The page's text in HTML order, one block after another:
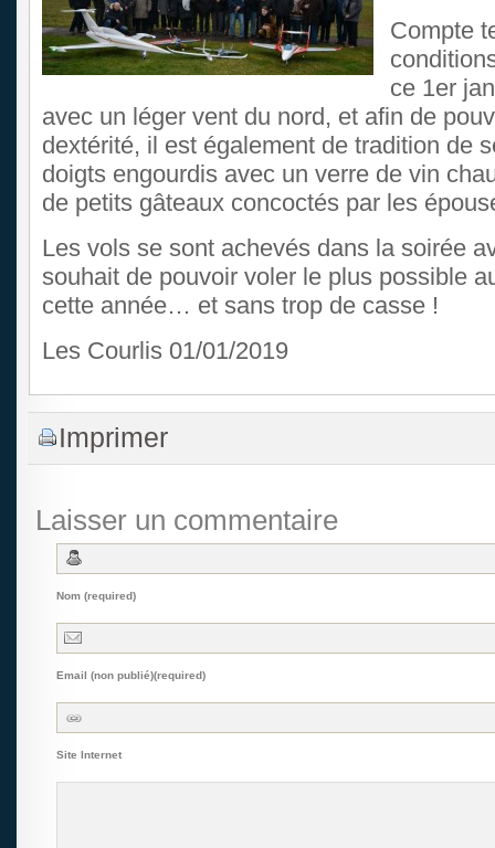
Compte
ce 1er
avec un léger vent du nord, et afin de
dextérité, il est également de tradition de
doigts engourdis avec un verre de vin
de petits gâteaux concoctés par les
Les vols se sont achevés dans la soirée
souhait de pouvoir voler le plus possible
cette année… et sans trop de casse !
Les Courlis 01/01/2019
Imprimer
Laisser un commentaire
Nom (required)
Email (non publié)(required)
Site Internet